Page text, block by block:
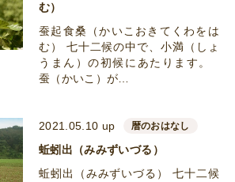
む）
蚕起食桑（かいこおきてくわをは
む） 七十二候の中で、小満（しょ
うまん）の初候にあたります。
蚕（かいこ）が…
2021.05.10 up 暦のおはなし
蚯蚓出（みみずいづる）
蚯蚓出（みみずいづる） 七十二候